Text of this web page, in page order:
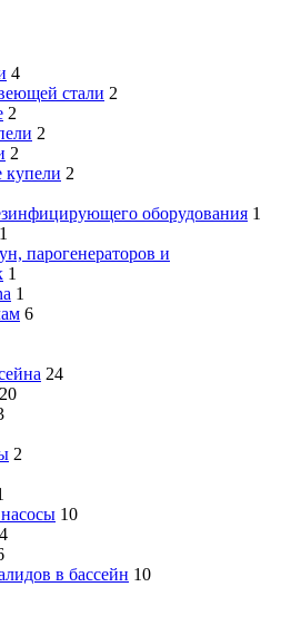
4
стали 2
2
2
2
купели 2
оборудования 1
1
парогенераторов и
1
1
6
24
20
2
10
4
в бассейн 10